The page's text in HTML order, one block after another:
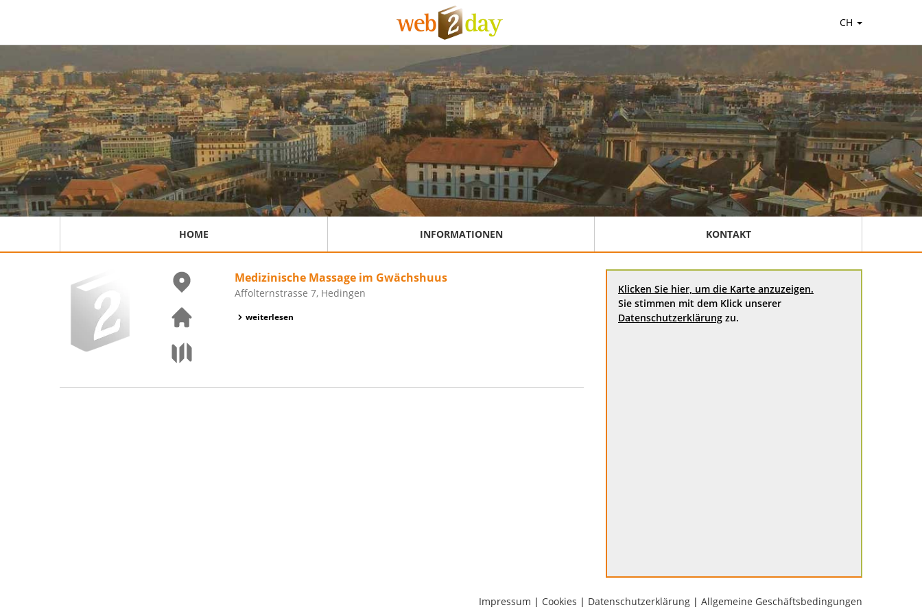
CH
HOME INFORMATIONEN KONTAKT
Medizinische Massage im Gwächshuus
Affolternstrasse 7, Hedingen
weiterlesen
Klicken Sie hier, um die Karte anzuzeigen.
Sie stimmen mit dem Klick unserer
Datenschutzerklärung zu.
Impressum | Cookies | Datenschutzerklärung | Allgemeine Geschäftsbedingungen